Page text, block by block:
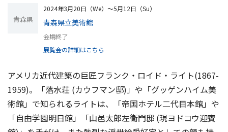
青森県
2024年3月20日（We）〜5月12日（Su）
青森県立美術館
会期終了
展覧会の詳細はこちら
アメリカ近代建築の巨匠フランク・ロイド・ライト(1867-
1959)。「落水荘 (カウフマン邸)」や「グッゲンハイム美
術館」で知られるライトは、「帝国ホテル二代目本館」や
「自由学園明日館」「山邑太郎左衛門邸 (現ヨドコウ迎賓